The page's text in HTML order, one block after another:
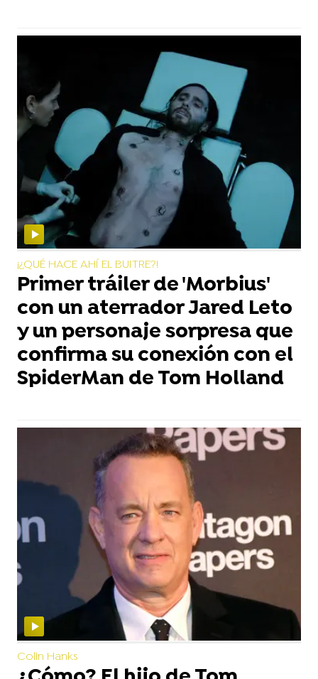
¡¿QUÉ HACE AHÍ EL BUITRE?!
Primer tráiler de 'Morbius'
con un aterrador Jared Leto
y un personaje sorpresa que
confirma su conexión con el
SpiderMan de Tom Holland
Colin Hanks